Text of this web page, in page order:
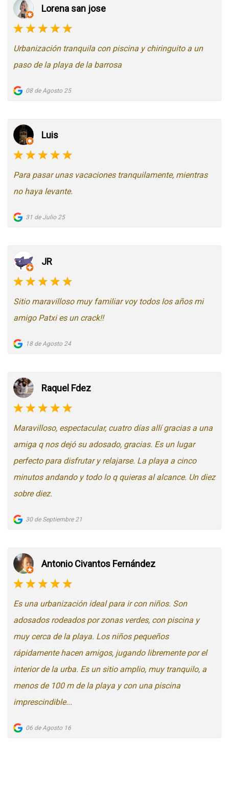
Lorena san jose
Urbanización tranquila con piscina y chiringuito a un
paso de la playa de la barrosa
08 de Agosto 25
Luis
Para pasar unas vacaciones tranquilamente, mientras
no haya levante.
31 de Julio 25
JR
Sitio maravilloso muy familiar voy todos los años mi
amigo Patxi es un crack!!
18 de Agosto 24
Raquel Fdez
Maravilloso, espectacular, cuatro días allí gracias a una
amiga q nos dejó su adosado, gracias. Es un lugar
perfecto para disfrutar y relajarse. La playa a cinco
minutos andando y todo lo q quieras al alcance. Un diez
sobre diez.
30 de Septiembre 21
Antonio Civantos Fernández
Es una urbanización ideal para ir con niños. Son
adosados rodeados por zonas verdes, con piscina y
muy cerca de la playa. Los niños pequeños
rápidamente hacen amigos, jugando libremente por el
interior de la urba. Es un sitio amplio, muy tranquilo, a
menos de 100 m de la playa y con una piscina
imprescindible...
06 de Agosto 16